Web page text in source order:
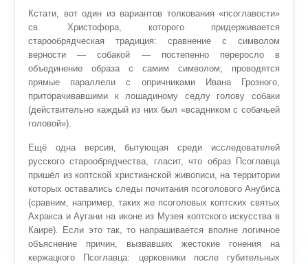
Кстати, вот один из вариантов толкования «псоглавости»
св. Христофора, которого придерживается
старообрядческая традиция: сравнение с символом
верности — собакой — постепенно переросло в
объединение образа с самим символом; проводятся
прямые параллели с опричниками Ивана Грозного,
приторачивавшими к лошадиному седлу голову собаки
(действительно каждый из них был «всадником с собачьей
головой»).
Ещё одна версия, бытующая среди исследователей
русского старообрядчества, гласит, что образ Псоглавца
пришёл из коптской христианской живописи, на территории
которых оставались следы почитания псоголового Анубиса
(сравним, например, таких же псоголовых коптских святых
Ахракса и Аугани на иконе из Музея коптского искусства в
Каире). Если это так, то напрашивается вполне логичное
объяснение причин, вызвавших жестокие гонения на
кержацкого Псоглавца: церковники после губительных